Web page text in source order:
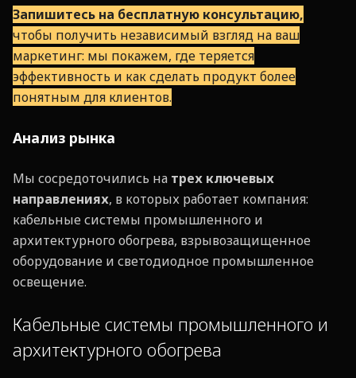
Запишитесь на бесплатную консультацию,
чтобы получить независимый взгляд на ваш
маркетинг: мы покажем, где теряется
эффективность и как сделать продукт более
понятным для клиентов.
Анализ рынка
Мы сосредоточились на трех ключевых
направлениях, в которых работает компания:
кабельные системы промышленного и
архитектурного обогрева, взрывозащищенное
оборудование и светодиодное промышленное
освещение.
Кабельные системы промышленного и
архитектурного обогрева